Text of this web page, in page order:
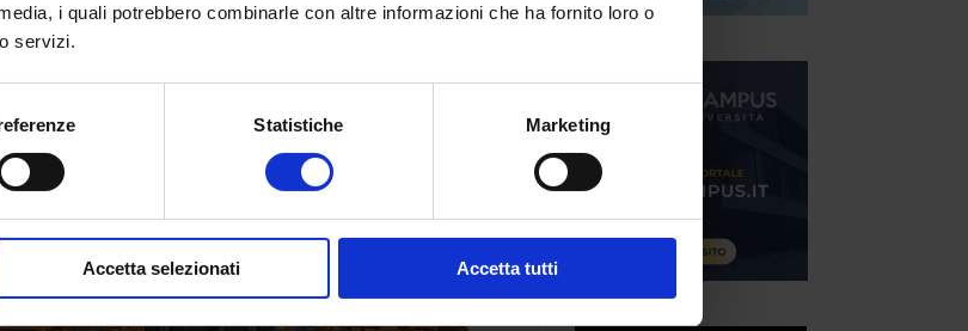
i quali potrebbero combinarle con altre informazioni che ha fornito loro o
servizi.
Statistiche Marketing
Accetta selezionati Accetta tutti
oniriche, spesso cupe, sempre fantastiche
di Torino dedicata al regista visionario
che sarà aperta...